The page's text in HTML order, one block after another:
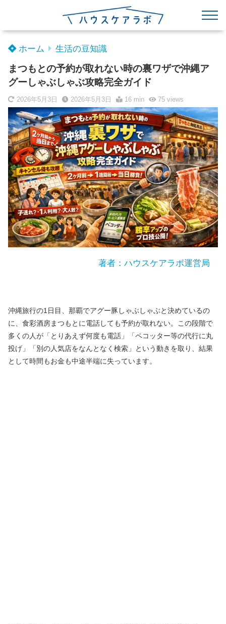
ホーム 生活の豆知識
まつもとの予約が取れない時の裏ワザで沖縄ア
グーしゃぶしゃぶ攻略完全ガイド
2026年5月3日 2026年5月3日 16 min 75views
著者：ハウスケアラボ運営局
沖縄旅行の1日目、那覇でアグー豚しゃぶしゃぶと決めているの
に、食彩酒房まつもとに電話しても予約が取れない。この段階で
多くの人が「とりあえず何度も電話」「ペコッター等の代行に丸
投げ」「別の人気店をなんとなく検索」という動きを取り、結果
として時間もお金も中途半端に失っています。